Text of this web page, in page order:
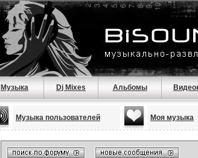
Музыка Dj Mixes Альбомы
Музыка пользователей Моя музыка